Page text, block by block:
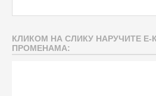
КЛИКОМ НА СЛИКУ НАРУЧИТЕ
ПРОМЕНАМА: